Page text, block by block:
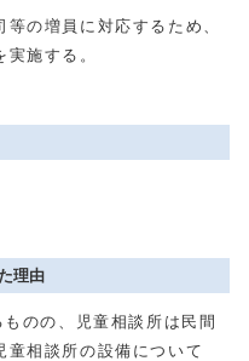
の増員に対応するため、
施する。
理由
のの、児童相談所は民間
童相談所の設備について